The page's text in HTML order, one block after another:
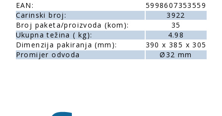
EAN:
5998607353559
Carinski broj:
3922
Broj paketa/proizvoda (kom):
35
Ukupna težina ( kg):
4.98
Dimenzija pakiranja (mm):
390 x 385 x 305
Promijer odvoda
Ø32 mm